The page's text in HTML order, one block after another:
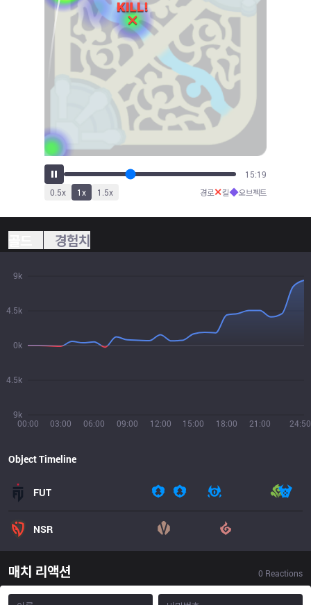
16:58
0.5x 1x 1.5x 경로✕킬◆오브젝트
경험치
00:00 03:00 06:00 09:00 12:00 15:00 18:00 21:00 24:50
9k
4.5k
0k
4.5k
9k
Object Timeline
FUT
NSR
매치 리액션 0 Reactions